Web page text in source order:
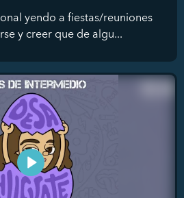
yendo a fiestas/reuniones
y creer que de algu...